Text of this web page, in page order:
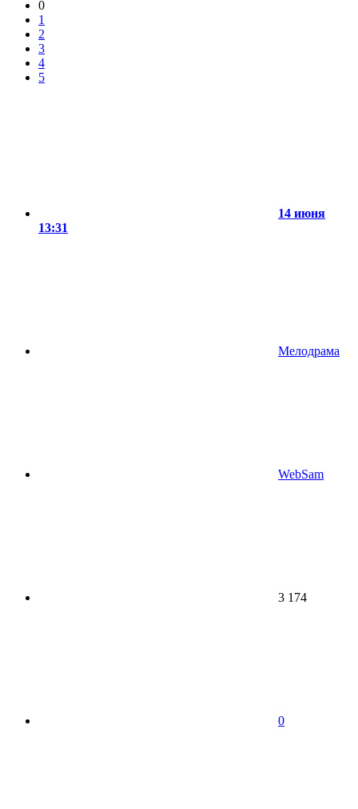
0
1
2
3
4
5
14 июня
13:31
Мелодрама
WebSam
3 174
0